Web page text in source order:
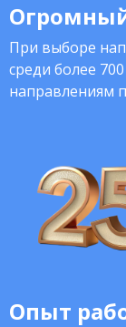
При выборе
среди более
направлениям
Опыт